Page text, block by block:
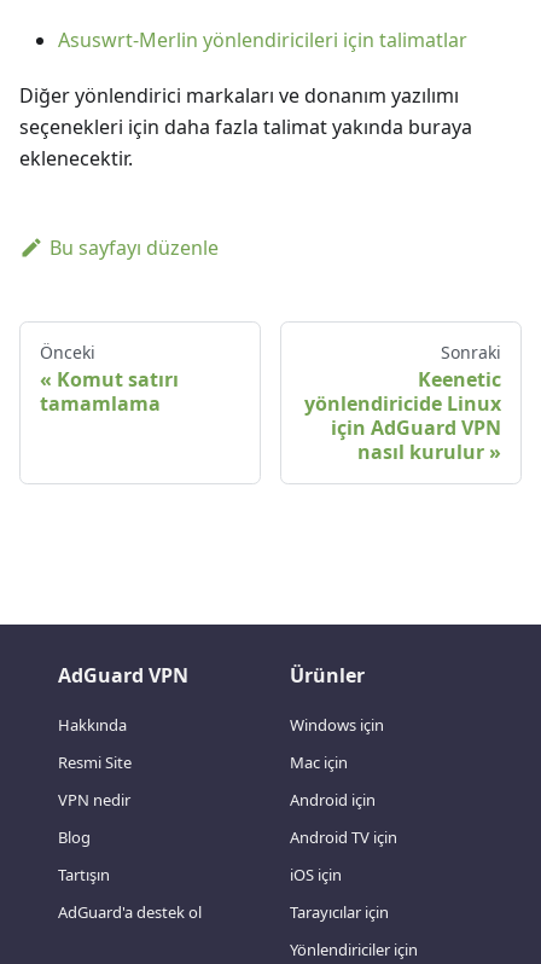
Asuswrt-Merlin yönlendiricileri için talimatlar
Diğer yönlendirici markaları ve donanım yazılımı
seçenekleri için daha fazla talimat yakında buraya
eklenecektir.
Bu sayfayı düzenle
Önceki
Komut satırı
tamamlama
Sonraki
Keenetic
yönlendiricide Linux
için AdGuard VPN
nasıl kurulur
AdGuard VPN
Hakkında
Resmi Site
VPN nedir
Blog
Tartışın
AdGuard'a destek ol
Ürünler
Windows için
Mac için
Android için
Android TV için
iOS için
Tarayıcılar için
Yönlendiriciler için